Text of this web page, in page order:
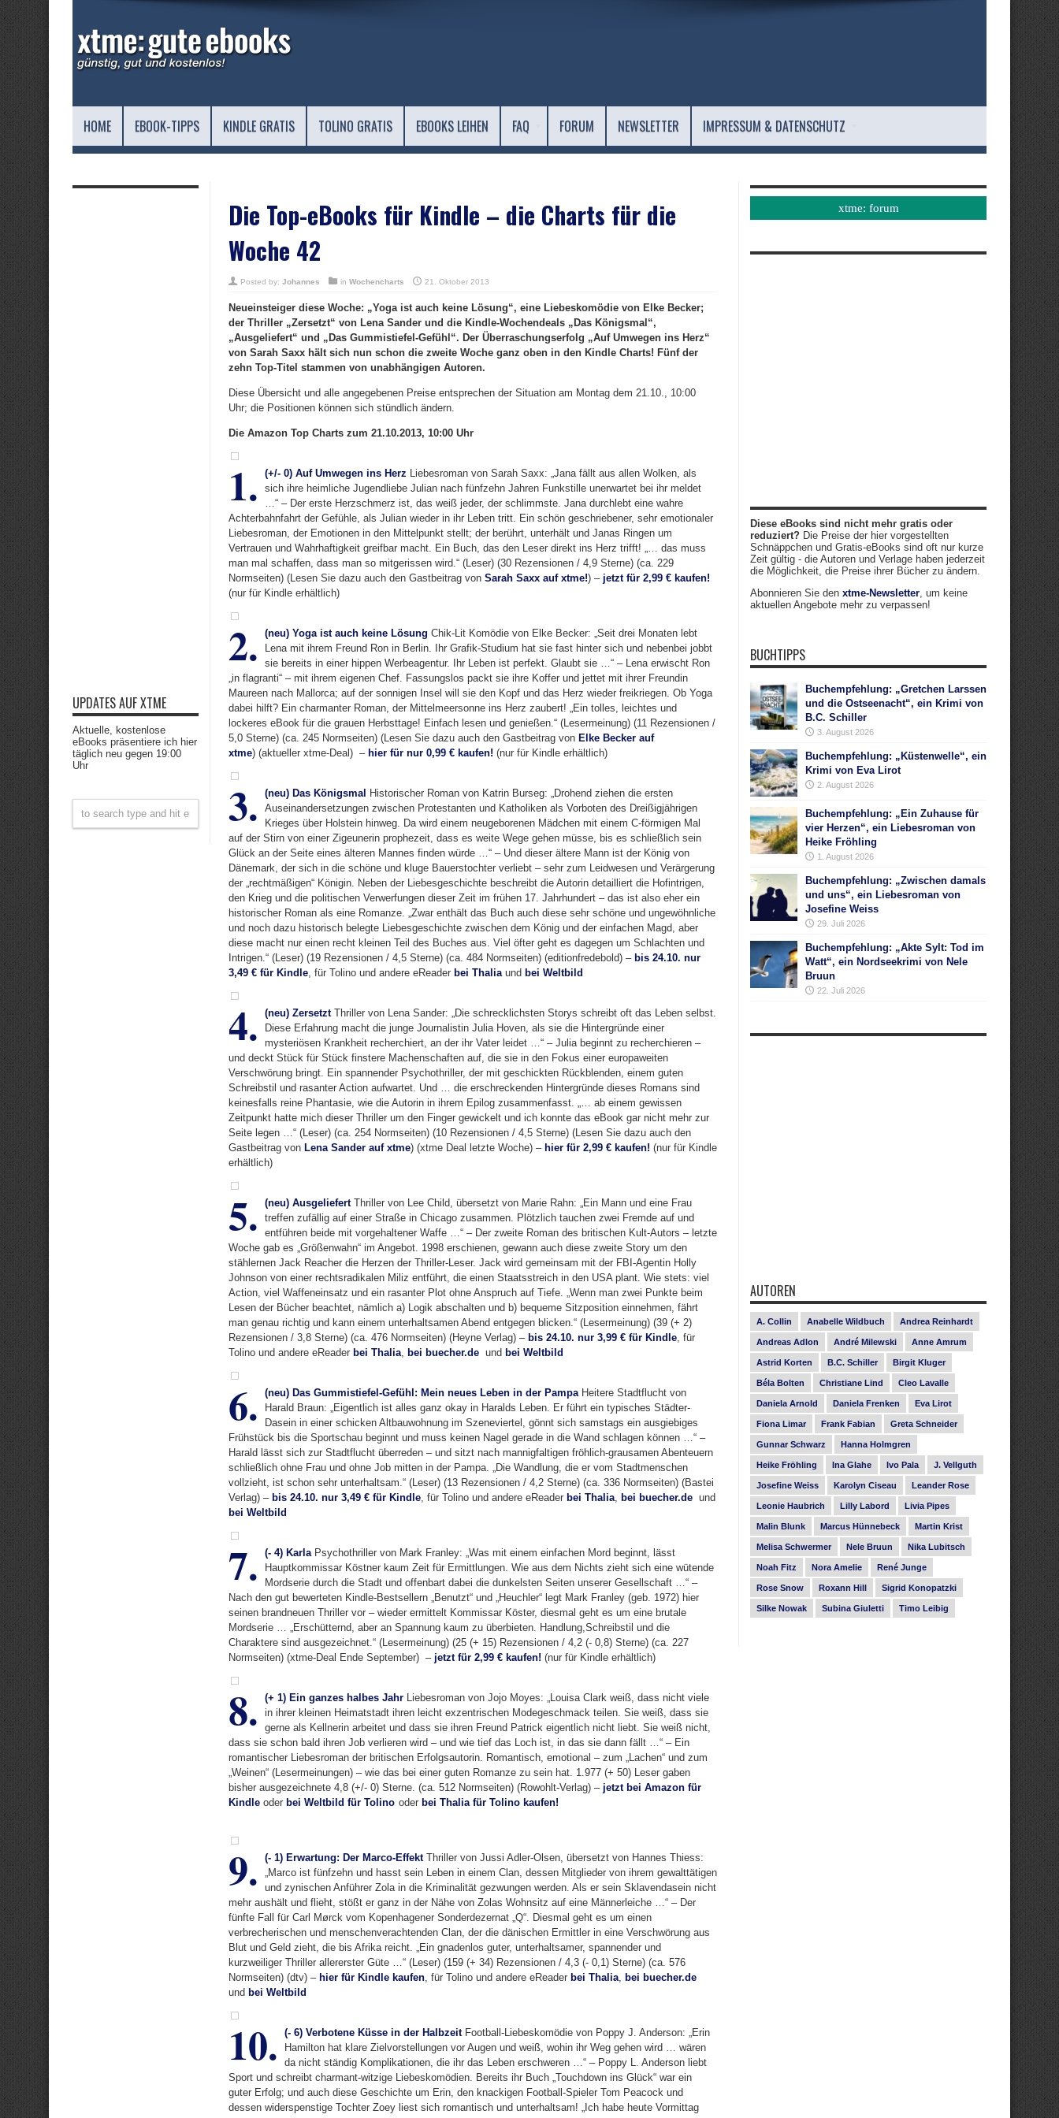
HOME EBOOK-TIPPS KINDLE GRATIS TOLINO GRATIS EBOOKS LEIHEN FAQ FORUM NEWSLETTER IMPRESSUM & DATENSCHUTZ
Die Top-eBooks für Kindle – die Charts für die
Woche 42
Posted by: Johannes in Wochencharts 21. Oktober 2013
Neueinsteiger diese Woche: „Yoga ist auch keine Lösung“, eine Liebeskomödie von Elke Becker;
der Thriller „Zersetzt“ von Lena Sander und die Kindle-Wochendeals „Das Königsmal“,
„Ausgeliefert“ und „Das Gummistiefel-Gefühl“. Der Überraschungserfolg „Auf Umwegen ins Herz“
von Sarah Saxx hält sich nun schon die zweite Woche ganz oben in den Kindle Charts! Fünf der
zehn Top-Titel stammen von unabhängigen Autoren.
Diese Übersicht und alle angegebenen Preise entsprechen der Situation am Montag dem 21.10., 10:00
Uhr; die Positionen können sich stündlich ändern.
Die Amazon Top Charts zum 21.10.2013, 10:00 Uhr
1. (+/- 0) Auf Umwegen ins Herz Liebesroman von Sarah Saxx: „Jana fällt aus allen Wolken, als
sich ihre heimliche Jugendliebe Julian nach fünfzehn Jahren Funkstille unerwartet bei ihr meldet
…“ – Der erste Herzschmerz ist, das weiß jeder, der schlimmste. Jana durchlebt eine wahre
Achterbahnfahrt der Gefühle, als Julian wieder in ihr Leben tritt. Ein schön geschriebener, sehr emotionaler
Liebesroman, der Emotionen in den Mittelpunkt stellt; der berührt, unterhält und Janas Ringen um
Vertrauen und Wahrhaftigkeit greifbar macht. Ein Buch, das den Leser direkt ins Herz trifft! „… das muss
man mal schaffen, dass man so mitgerissen wird.“ (Leser) (30 Rezensionen / 4,9 Sterne) (ca. 229
Normseiten) (Lesen Sie dazu auch den Gastbeitrag von Sarah Saxx auf xtme!) – jetzt für 2,99 € kaufen!
(nur für Kindle erhältlich)
2. (neu) Yoga ist auch keine Lösung Chik-Lit Komödie von Elke Becker: „Seit drei Monaten lebt
Lena mit ihrem Freund Ron in Berlin. Ihr Grafik-Studium hat sie fast hinter sich und nebenbei jobbt
sie bereits in einer hippen Werbeagentur. Ihr Leben ist perfekt. Glaubt sie …“ – Lena erwischt Ron
„in flagranti“ – mit ihrem eigenen Chef. Fassungslos packt sie ihre Koffer und jettet mit ihrer Freundin
Maureen nach Mallorca; auf der sonnigen Insel will sie den Kopf und das Herz wieder freikriegen. Ob Yoga
dabei hilft? Ein charmanter Roman, der Mittelmeersonne ins Herz zaubert! „Ein tolles, leichtes und
lockeres eBook für die grauen Herbsttage! Einfach lesen und genießen.“ (Lesermeinung) (11 Rezensionen /
5,0 Sterne) (ca. 245 Normseiten) (Lesen Sie dazu auch den Gastbeitrag von Elke Becker auf
xtme) (aktueller xtme-Deal) – hier für nur 0,99 € kaufen! (nur für Kindle erhältlich)
3. (neu) Das Königsmal Historischer Roman von Katrin Burseg: „Drohend ziehen die ersten
Auseinandersetzungen zwischen Protestanten und Katholiken als Vorboten des Dreißigjährigen
Krieges über Holstein hinweg. Da wird einem neugeborenen Mädchen mit einem C-förmigen Mal
auf der Stirn von einer Zigeunerin prophezeit, dass es weite Wege gehen müsse, bis es schließlich sein
Glück an der Seite eines älteren Mannes finden würde …“ – Und dieser ältere Mann ist der König von
Dänemark, der sich in die schöne und kluge Bauerstochter verliebt – sehr zum Leidwesen und Verärgerung
der „rechtmäßigen“ Königin. Neben der Liebesgeschichte beschreibt die Autorin detailliert die Hofintrigen,
den Krieg und die politischen Verwerfungen dieser Zeit im frühen 17. Jahrhundert – das ist also eher ein
historischer Roman als eine Romanze. „Zwar enthält das Buch auch diese sehr schöne und ungewöhnliche
und noch dazu historisch belegte Liebesgeschichte zwischen dem König und der einfachen Magd, aber
diese macht nur einen recht kleinen Teil des Buches aus. Viel öfter geht es dagegen um Schlachten und
Intrigen.“ (Leser) (19 Rezensionen / 4,5 Sterne) (ca. 484 Normseiten) (editionfredebold) – bis 24.10. nur
3,49 € für Kindle, für Tolino und andere eReader bei Thaliaund bei Weltbild
4. (neu) ZersetztThriller von Lena Sander: „Die schrecklichsten Storys schreibt oft das Leben selbst.
Diese Erfahrung macht die junge Journalistin Julia Hoven, als sie die Hintergründe einer
mysteriösen Krankheit recherchiert, an der ihr Vater leidet …“ – Julia beginnt zu recherchieren –
und deckt Stück für Stück finstere Machenschaften auf, die sie in den Fokus einer europaweiten
Verschwörung bringt. Ein spannender Psychothriller, der mit geschickten Rückblenden, einem guten
Schreibstil und rasanter Action aufwartet. Und … die erschreckenden Hintergründe dieses Romans sind
keinesfalls reine Phantasie, wie die Autorin in ihrem Epilog zusammenfasst. „… ab einem gewissen
Zeitpunkt hatte mich dieser Thriller um den Finger gewickelt und ich konnte das eBook gar nicht mehr zur
Seite legen …“ (Leser) (ca. 254 Normseiten) (10 Rezensionen / 4,5 Sterne) (Lesen Sie dazu auch den
Gastbeitrag von Lena Sander auf xtme) (xtme Deal letzte Woche) – hier für 2,99 € kaufen! (nur für Kindle
erhältlich)
5. (neu) AusgeliefertThriller von Lee Child, übersetzt von Marie Rahn: „Ein Mann und eine Frau
treffen zufällig auf einer Straße in Chicago zusammen. Plötzlich tauchen zwei Fremde auf und
entführen beide mit vorgehaltener Waffe …“ – Der zweite Roman des britischen Kult-Autors – letzte
Woche gab es „Größenwahn“ im Angebot. 1998 erschienen, gewann auch diese zweite Story um den
stählernen Jack Reacher die Herzen der Thriller-Leser. Jack wird gemeinsam mit der FBI-Agentin Holly
Johnson von einer rechtsradikalen Miliz entführt, die einen Staatsstreich in den USA plant. Wie stets: viel
Action, viel Waffeneinsatz und ein rasanter Plot ohne Anspruch auf Tiefe. „Wenn man zwei Punkte beim
Lesen der Bücher beachtet, nämlich a) Logik abschalten und b) bequeme Sitzposition einnehmen, fährt
man genau richtig und kann einem unterhaltsamen Abend entgegen blicken.“ (Lesermeinung) (39 (+ 2)
Rezensionen / 3,8 Sterne) (ca. 476 Normseiten) (Heyne Verlag) – bis 24.10. nur 3,99 € für Kindle, für
Tolino und andere eReader bei Thalia, bei buecher.de und bei Weltbild
6. (neu) Das Gummistiefel-Gefühl: Mein neues Leben in der PampaHeitere Stadtflucht von
Harald Braun: „Eigentlich ist alles ganz okay in Haralds Leben. Er führt ein typisches Städter-
Dasein in einer schicken Altbauwohnung im Szeneviertel, gönnt sich samstags ein ausgiebiges
Frühstück bis die Sportschau beginnt und muss keinen Nagel gerade in die Wand schlagen können …“ –
Harald lässt sich zur Stadtflucht überreden – und sitzt nach mannigfaltigen fröhlich-grausamen Abenteuern
schließlich ohne Frau und ohne Job mitten in der Pampa. „Die Wandlung, die er vom Stadtmenschen
vollzieht, ist schon sehr unterhaltsam.“ (Leser) (13 Rezensionen / 4,2 Sterne) (ca. 336 Normseiten) (Bastei
Verlag) – bis 24.10. nur 3,49 € für Kindle, für Tolino und andere eReader bei Thalia, bei buecher.de und
bei Weltbild
7. (- 4) KarlaPsychothriller von Mark Franley: „Was mit einem einfachen Mord beginnt, lässt
Hauptkommissar Köstner kaum Zeit für Ermittlungen. Wie aus dem Nichts zieht sich eine wütende
Mordserie durch die Stadt und offenbart dabei die dunkelsten Seiten unserer Gesellschaft …“ –
Nach den gut bewerteten Kindle-Bestsellern „Benutzt“ und „Heuchler“ legt Mark Franley (geb. 1972) hier
seinen brandneuen Thriller vor – wieder ermittelt Kommissar Köster, diesmal geht es um eine brutale
Mordserie … „Erschütternd, aber an Spannung kaum zu überbieten. Handlung,Schreibstil und die
Charaktere sind ausgezeichnet.“ (Lesermeinung) (25 (+ 15) Rezensionen / 4,2 (- 0,8) Sterne) (ca. 227
Normseiten) (xtme-Deal Ende September) – jetzt für 2,99 € kaufen! (nur für Kindle erhältlich)
8. (+ 1) Ein ganzes halbes Jahr Liebesroman von Jojo Moyes: „Louisa Clark weiß, dass nicht viele
in ihrer kleinen Heimatstadt ihren leicht exzentrischen Modegeschmack teilen. Sie weiß, dass sie
gerne als Kellnerin arbeitet und dass sie ihren Freund Patrick eigentlich nicht liebt. Sie weiß nicht,
dass sie schon bald ihren Job verlieren wird – und wie tief das Loch ist, in das sie dann fällt …“ – Ein
romantischer Liebesroman der britischen Erfolgsautorin. Romantisch, emotional – zum „Lachen“ und zum
„Weinen“ (Lesermeinungen) – wie das bei einer guten Romanze zu sein hat. 1.977 (+ 50) Leser gaben
bisher ausgezeichnete 4,8 (+/- 0) Sterne. (ca. 512 Normseiten) (Rowohlt-Verlag) – jetzt bei Amazon für
Kindle oder bei Weltbild für Tolino oder bei Thalia für Tolino kaufen!
9. (- 1) Erwartung: Der Marco-EffektThriller von Jussi Adler-Olsen, übersetzt von Hannes Thiess:
„Marco ist fünfzehn und hasst sein Leben in einem Clan, dessen Mitglieder von ihrem gewalttätigen
und zynischen Anführer Zola in die Kriminalität gezwungen werden. Als er sein Sklavendasein nicht
mehr aushält und flieht, stößt er ganz in der Nähe von Zolas Wohnsitz auf eine Männerleiche …“ – Der
fünfte Fall für Carl Mørck vom Kopenhagener Sonderdezernat „Q“. Diesmal geht es um einen
verbrecherischen und menschenverachtenden Clan, der die dänischen Ermittler in eine Verschwörung aus
Blut und Geld zieht, die bis Afrika reicht. „Ein gnadenlos guter, unterhaltsamer, spannender und
kurzweiliger Thriller allererster Güte …“ (Leser) (159 (+ 34) Rezensionen / 4,3 (- 0,1) Sterne) (ca. 576
Normseiten) (dtv) – hier für Kindle kaufen, für Tolino und andere eReader bei Thalia, bei buecher.de
und bei Weltbild
10. (- 6) Verbotene Küsse in der HalbzeitFootball-Liebeskomödie von Poppy J. Anderson: „Erin
Hamilton hat klare Zielvorstellungen vor Augen und weiß, wohin ihr Weg gehen wird … wären
da nicht ständig Komplikationen, die ihr das Leben erschweren …“ – Poppy L. Anderson liebt
Sport und schreibt charmant-witzige Liebeskomödien. Bereits ihr Buch „Touchdown ins Glück“ war ein
guter Erfolg; und auch diese Geschichte um Erin, den knackigen Football-Spieler Tom Peacock und
dessen widerspenstige Tochter Zoey liest sich romantisch und unterhaltsam! „Ich habe heute Vormittag
UPDATES AUF XTME
Aktuelle, kostenlose
eBooks präsentiere ich hier
täglich neu gegen 19:00
Uhr
xtme: forum
Diese eBooks sind nicht mehr gratis oder
reduziert? Die Preise der hier vorgestellten
Schnäppchen und Gratis-eBooks sind oft nur kurze
Zeit gültig - die Autoren und Verlage haben jederzeit
die Möglichkeit, die Preise ihrer Bücher zu ändern.
Abonnieren Sie den xtme-Newsletter, um keine
aktuellen Angebote mehr zu verpassen!
BUCHTIPPS
Buchempfehlung: „Gretchen Larssen
und die Ostseenacht“, ein Krimi von
B.C. Schiller
3. August 2026
Buchempfehlung: „Küstenwelle“, ein
Krimi von Eva Lirot
2. August 2026
Buchempfehlung: „Ein Zuhause für
vier Herzen“, ein Liebesroman von
Heike Fröhling
1. August 2026
Buchempfehlung: „Zwischen damals
und uns“, ein Liebesroman von
Josefine Weiss
29. Juli 2026
Buchempfehlung: „Akte Sylt: Tod im
Watt“, ein Nordseekrimi von Nele
Bruun
22. Juli 2026
AUTOREN
A. Collin Anabelle Wildbuch Andrea Reinhardt
Andreas Adlon André Milewski Anne Amrum
Astrid Korten B.C. Schiller Birgit Kluger
Béla Bolten Christiane Lind Cleo Lavalle
Daniela Arnold Daniela Frenken Eva Lirot
Fiona Limar Frank Fabian Greta Schneider
Gunnar Schwarz Hanna Holmgren
Heike Fröhling Ina Glahe Ivo Pala J. Vellguth
Josefine Weiss Karolyn Ciseau Leander Rose
Leonie Haubrich Lilly Labord Livia Pipes
Malin Blunk Marcus Hünnebeck Martin Krist
Melisa Schwermer Nele Bruun Nika Lubitsch
Noah Fitz Nora Amelie René Junge
Rose Snow Roxann Hill Sigrid Konopatzki
Silke Nowak Subina Giuletti Timo Leibig